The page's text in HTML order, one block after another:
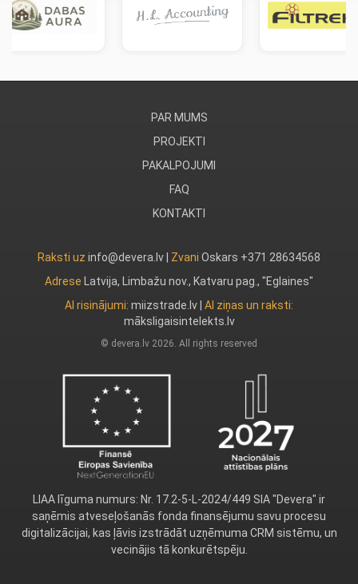
PAR MUMS
PROJEKTI
PAKALPOJUMI
FAQ
KONTAKTI
Raksti uz info@devera.lv | Zvani Oskars +371 28634568
Adrese
Latvija, Limbažu nov., Katvaru pag., "Eglaines"
AI risinājumi: miizstrade.lv AI ziņas un raksti:
māksligaisintelekts.lv
© devera.lv 2026. All rights reserved
LIAA līguma numurs: Nr. 17.2-5-L-2024/449 SIA "Devera" ir
saņēmis atveseļošanās fonda finansējumu savu procesu
digitalizācijai, kas ļāvis izstrādāt uzņēmuma CRM sistēmu, un
vecinājis tā konkurētspēju.